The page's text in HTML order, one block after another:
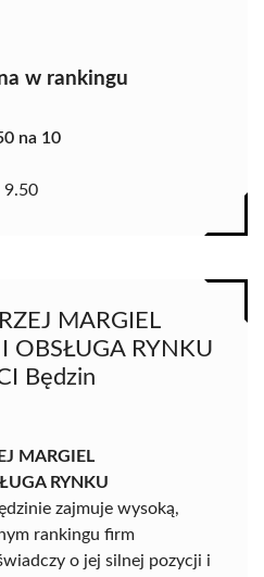
w rankingu
na 10
9.50
MARGIEL
OBSŁUGA RYNKU
Będzin
MARGIEL
RYNKU
zajmuje wysoką,
rankingu firm
o jej silnej pozycji i